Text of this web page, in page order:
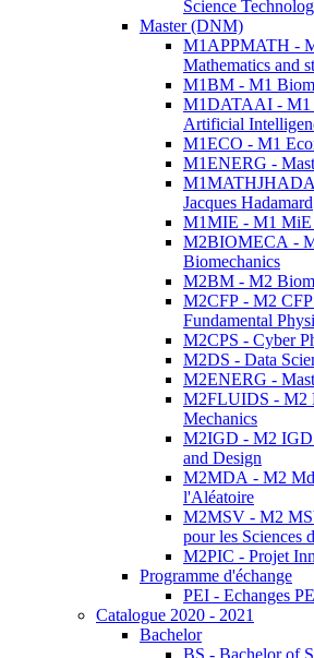
Science
Master (DNM)
M1APPMATH -
Mathematics and
M1BM - M1
M1DATAAI - M1
Artificial
M1ECO - M1
M1ENERG -
M1MATHJHADA
Jacques Hadamard
M1MIE - M1 MiE
M2BIOMECA -
Biomechanics
M2BM - M2
M2CFP - M2
Fundamental
M2CPS - Cyber
M2DS - Data
M2ENERG -
M2FLUIDS - M2
Mechanics
M2IGD - M2 IGD
and Design
M2MDA - M2
l'Aléatoire
M2MSV - M2
pour les Sciences
M2PIC - Projet
Programme d'échange
PEI - Echanges
Catalogue 2020 - 2021
Bachelor
BS - Bachelor of